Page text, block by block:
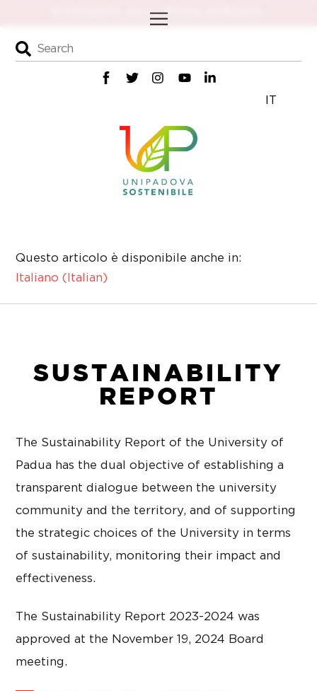
content
IT
Menu
Questo articolo è disponibile anche in:
Italiano ( Italian)
SUSTAINABILITY
REPORT
The Sustainability Report of the University of
Padua has the dual objective of establishing a
transparent dialogue between the university
community and the territory, and of supporting
the strategic choices of the University in terms
of sustainability, monitoring their impact and
effectiveness.
The Sustainability Report 2023-2024 was
approved at the November 19, 2024 Board
meeting.